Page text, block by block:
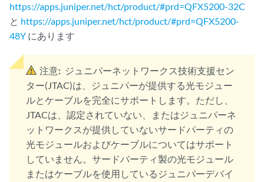
https://apps.juniper.net/hct/product/#prd=QFX5200-32C
と https://apps.juniper.net/hct/product/#prd=QFX5200-
48Y にあります
注意: ジュニパーネットワークス技術支援セン
ター(JTAC)は、ジュニパーが提供する光モジュー
ルとケーブルを完全にサポートします。ただし、
JTACは、認定されていない、またはジュニパーネ
ットワークスが提供していないサードパーティの
光モジュールおよびケーブルについてはサポート
していません。サードパーティ製の光モジュール
またはケーブルを使用しているジュニパーデバイ